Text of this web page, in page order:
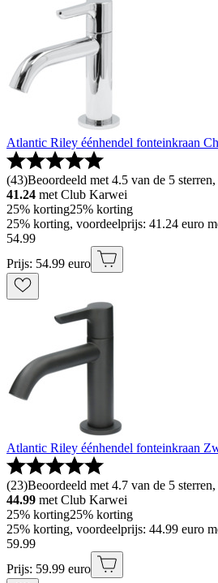
Atlantic Riley éénhendel fonteinkraan
(43)Beoordeeld met 4.5 van de 5
41.24 met Club Karwei
25% korting25% korting
25% korting, voordeelprijs: 41.24 euro
54.99
Prijs: 54.99 euro
Atlantic Riley éénhendel fonteinkraan
(23)Beoordeeld met 4.7 van de 5
44.99 met Club Karwei
25% korting25% korting
25% korting, voordeelprijs: 44.99 euro
59.99
Prijs: 59.99 euro